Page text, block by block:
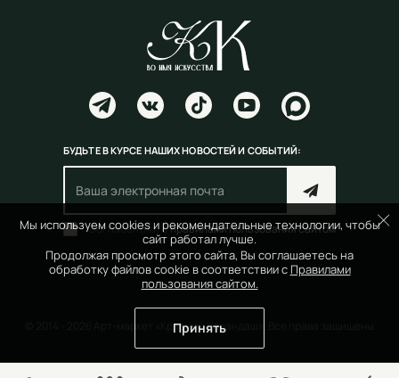
Мы используем cookies и рекомендательные технологии, чтобы
сайт работал лучше.
Продолжая просмотр этого сайта, Вы соглашаетесь на
обработку файлов cookie в соответствии с Правилами
пользования сайтом.
Принять
БУДЬТЕ В КУРСЕ НАШИХ НОВОСТЕЙ И СОБЫТИЙ:
Согласен(на) справилами пользования сайтом
© 2014 - 2026 Арт-маркет «Красный Карандаш». Все права защищены